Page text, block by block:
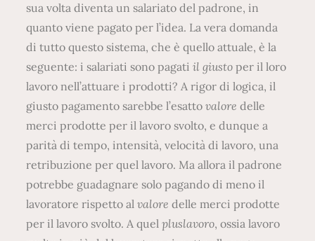
sua volta diventa un salariato del padrone, in
quanto viene pagato per l’idea. La vera domanda
di tutto questo sistema, che è quello attuale, è la
seguente: i salariati sono pagatiil giusto per il loro
lavoro nell’attuare i prodotti? A rigor di logica, il
giusto pagamento sarebbe l’esattovalore delle
merci prodotte per il lavoro svolto, e dunque a
parità di tempo, intensità, velocità di lavoro, una
retribuzione per quel lavoro. Ma allora il padrone
potrebbe guadagnare solo pagando di meno il
lavoratore rispetto alvalore delle merci prodotte
per il lavoro svolto. A quelpluslavoro, ossia lavoro